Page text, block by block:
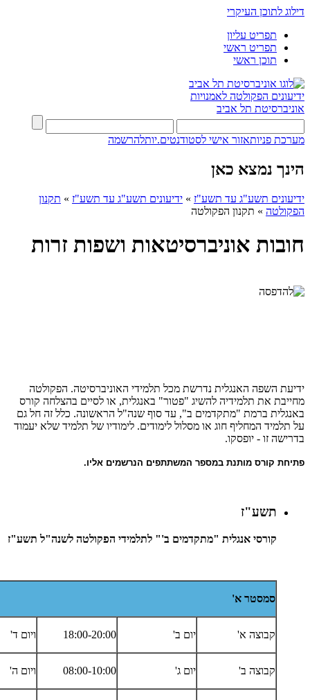
דילוג לתוכן העיקרי
תפריט עליון
תפריט ראשי
תוכן ראשי
ידיעונים הפקולטה לאמנויות
אוניברסיטת תל אביב
מערכת פניותאזור אישי לסטודנטים.יותלהרשמה
הינך נמצא כאן
ידיעונים תשע"ג עד תשע"ז » ידיעונים תשע"ג עד תשע"ז » תקנון
הפקולטה » תקנון הפקולטה
חובות אוניברסיטאות ושפות זרות
ידיעת השפה האנגלית נדרשת מכל תלמידי האוניברסיטה. הפקולטה
מחייבת את תלמידיה להשיג "פטור" באנגלית, או לסיים בהצלחה קורס
באנגלית ברמת "מתקדמים ב", עד סוף שנה"ל הראשונה. כלל זה חל גם
על תלמיד המחליף חוג או מסלול לימודים. לימודיו של תלמיד שלא יעמוד
בדרישה זו - יופסקו.
פתיחת קורס מותנת במספר המשתתפים הנרשמים אליו.
תשע"ז
קורסי אנגלית "מתקדמים ב'" לתלמידי הפקולטה לשנה"ל תשע"ז
סמסטר א'
קבוצה א' יום ב' 18:00-20:00 ויום ד'
קבוצה ב' יום ג' 08:00-10:00 ויום ה'